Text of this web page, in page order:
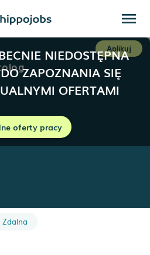
menu
NIEDOSTĘPNA
ZAPOZNANIA SIĘ
OFERTAMI
oferty pracy
Aplikuj
Zdalna